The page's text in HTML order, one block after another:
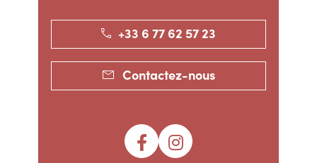
+33 6 77 62 57 23
Contactez-nous